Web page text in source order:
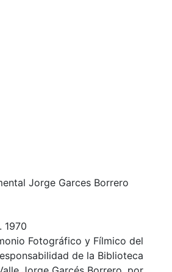
Jorge Garces Borrero
1970
Fotográfico y Fílmico del
de la Biblioteca